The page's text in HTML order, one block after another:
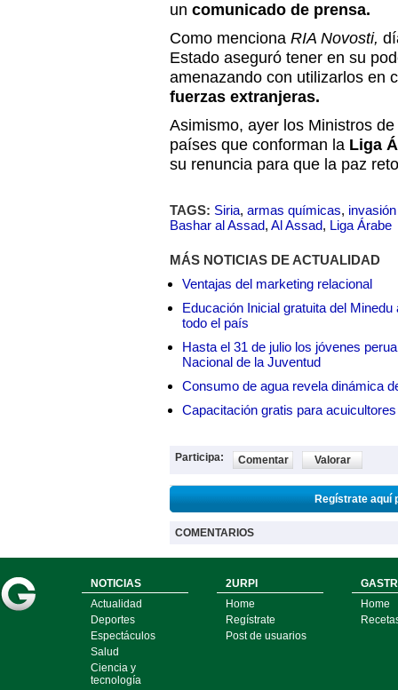
un comunicado de prensa.
Como menciona RIA Novosti,
Estado aseguró tener en su
amenazando con utilizarlos en
fuerzas extranjeras.
Asimismo, ayer los Ministros
países que conforman la Liga
su renuncia para que la paz
TAGS: Siria, armas químicas,
Bashar al Assad, Al Assad, Liga Árabe
MÁS NOTICIAS DE ACTUALIDAD
Ventajas del marketing relacional
Educación Inicial gratuita del
todo el país
Hasta el 31 de julio los jóvenes
Nacional de la Juventud
Consumo de agua revela dinámica
Capacitación gratis para
Participa: Comentar Valorar
Regístrate aquí
COMENTARIOS
NOTICIAS
Actualidad
Deportes
Espectáculos
Salud
Ciencia y
tecnología
2URPI
Home
Regístrate
Post de usuarios
Home